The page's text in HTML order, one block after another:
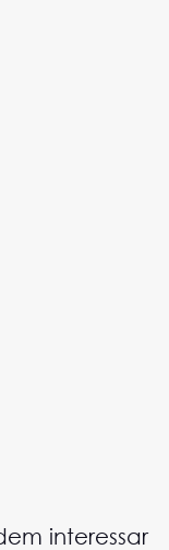
interessar